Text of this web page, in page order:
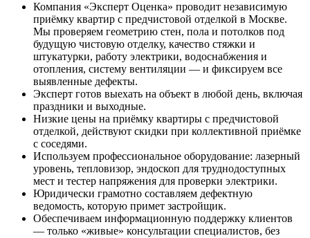
Компания «Эксперт Оценка» проводит независимую
приёмку квартир с предчистовой отделкой в Москве.
Мы проверяем геометрию стен, пола и потолков под
будущую чистовую отделку, качество стяжки и
штукатурки, работу электрики, водоснабжения и
отопления, систему вентиляции — и фиксируем все
выявленные дефекты.
Эксперт готов выехать на объект в любой день, включая
праздники и выходные.
Низкие цены на приёмку квартиры с предчистовой
отделкой, действуют скидки при коллективной приёмке
с соседями.
Используем профессиональное оборудование: лазерный
уровень, тепловизор, эндоскоп для труднодоступных
мест и тестер напряжения для проверки электрики.
Юридически грамотно составляем дефектную
ведомость, которую примет застройщик.
Обеспечиваем информационную поддержку клиентов
— только «живые» консультации специалистов, без